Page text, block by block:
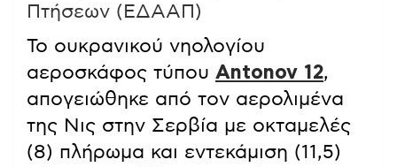
Πτήσεων (ΕΔΑΑΠ)
Το ουκρανικού νηολογίου
αεροσκάφος τύπου Antonov 12,
απογειώθηκε από τον αερολιμένα
της Νις στην Σερβία με οκταμελές
(8) πλήρωμα και εντεκάμιση (11,5)